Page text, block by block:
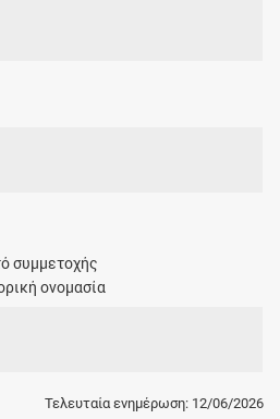
συμμετοχής
ονομασία
Τελευταία ενημέρωση: 12/06/2026